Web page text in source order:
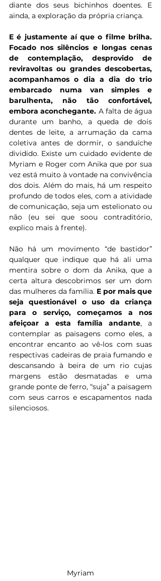
diante dos seus bichinhos doentes. E
ainda, a exploração da própria criança.
E é justamente aí que o filme brilha.
Focado nos silêncios e longas cenas
de contemplação, desprovido de
reviravoltas ou grandes descobertas,
acompanhamos o dia a dia do trio
embarcado numa van simples e
barulhenta, não tão confortável,
embora aconchegante. A falta de água
durante um banho, a queda de dois
dentes de leite, a arrumação da cama
coletiva antes de dormir, o sanduíche
dividido. Existe um cuidado evidente de
Myriam e Roger com Anika que por sua
vez está muito à vontade na convivência
dos dois. Além do mais, há um respeito
profundo de todos eles, com a atividade
de comunicação, seja um estelionato ou
não (eu sei que soou contraditório,
explico mais à frente).
Não há um movimento “de bastidor”
qualquer que indique que há ali uma
mentira sobre o dom da Anika, que a
certa altura descobrimos ser um dom
das mulheres da família. E por mais que
seja questionável o uso da criança
para o serviço, começamos a nos
afeiçoar a esta família andante, a
contemplar as paisagens como eles, a
encontrar encanto ao vê-los com suas
respectivas cadeiras de praia fumando e
descansando à beira de um rio cujas
margens estão desmatadas e uma
grande ponte de ferro, “suja” a paisagem
com seus carros e escapamentos nada
silenciosos.
Myriam